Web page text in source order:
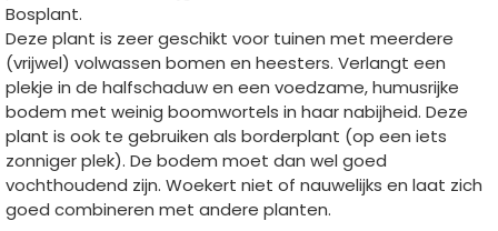
Bosplant.
Deze plant is zeer geschikt voor tuinen met meerdere
(vrijwel) volwassen bomen en heesters. Verlangt een
plekje in de halfschaduw en een voedzame, humusrijke
bodem met weinig boomwortels in haar nabijheid. Deze
plant is ook te gebruiken als borderplant (op een iets
zonniger plek). De bodem moet dan wel goed
vochthoudend zijn. Woekert niet of nauwelijks en laat zich
goed combineren met andere planten.